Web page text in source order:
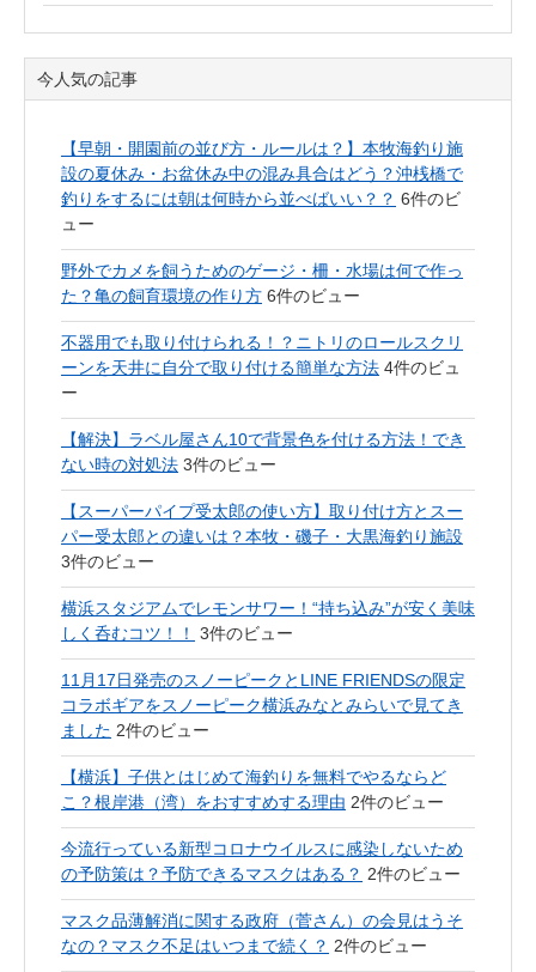
今人気の記事
【早朝・開園前の並び方・ルールは？】本牧海釣り施
設の夏休み・お盆休み中の混み具合はどう？沖桟橋で
釣りをするには朝は何時から並べばいい？？ 6件のビ
ュー
野外でカメを飼うためのゲージ・柵・水場は何で作っ
た？亀の飼育環境の作り方 6件のビュー
不器用でも取り付けられる！？ニトリのロールスクリ
ーンを天井に自分で取り付ける簡単な方法 4件のビュ
ー
【解決】ラベル屋さん10で背景色を付ける方法！でき
ない時の対処法 3件のビュー
【スーパーパイプ受太郎の使い方】取り付け方とスー
パー受太郎との違いは？本牧・磯子・大黒海釣り施設
3件のビュー
横浜スタジアムでレモンサワー！“持ち込み”が安く美味
しく呑むコツ！！
3件のビュー
11月17日発売のスノーピークとLINE FRIENDSの限定
コラボギアをスノーピーク横浜みなとみらいで見てき
ました 2件のビュー
【横浜】子供とはじめて海釣りを無料でやるならど
こ？根岸港（湾）をおすすめする理由 2件のビュー
今流行っている新型コロナウイルスに感染しないため
の予防策は？予防できるマスクはある？ 2件のビュー
マスク品薄解消に関する政府（菅さん）の会見はうそ
なの？マスク不足はいつまで続く？ 2件のビュー